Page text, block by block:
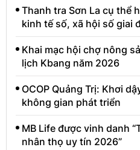
Thanh tra Sơn La cụ thể
kinh tế số, xã hội số giai
Khai mạc hội chợ nông
lịch Kbang năm 2026
OCOP Quảng Trị: Khơi
không gian phát triển
MB Life được vinh danh
nhân thọ uy tín 2026”